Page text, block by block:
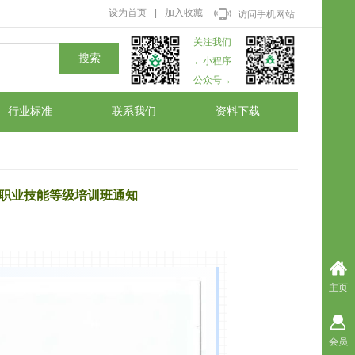
设为首页 加入收藏 访问手机网站
​关注​​​​我们
←小​​程序​​​
​​​​​​​​​​​​​公​​众号→
搜索
行业标准 联系我们 资料下载
业技能等级培训班通知
主页
会员